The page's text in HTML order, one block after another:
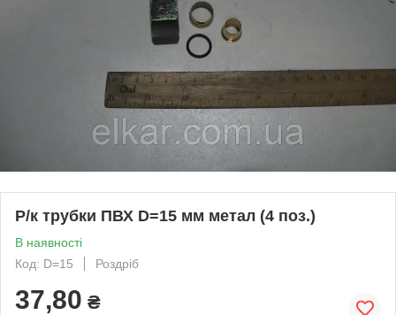
Р/к трубки ПВХ D=15 мм метал (4 поз.)
В наявності
Код: D=15
Роздріб
37,80 ₴